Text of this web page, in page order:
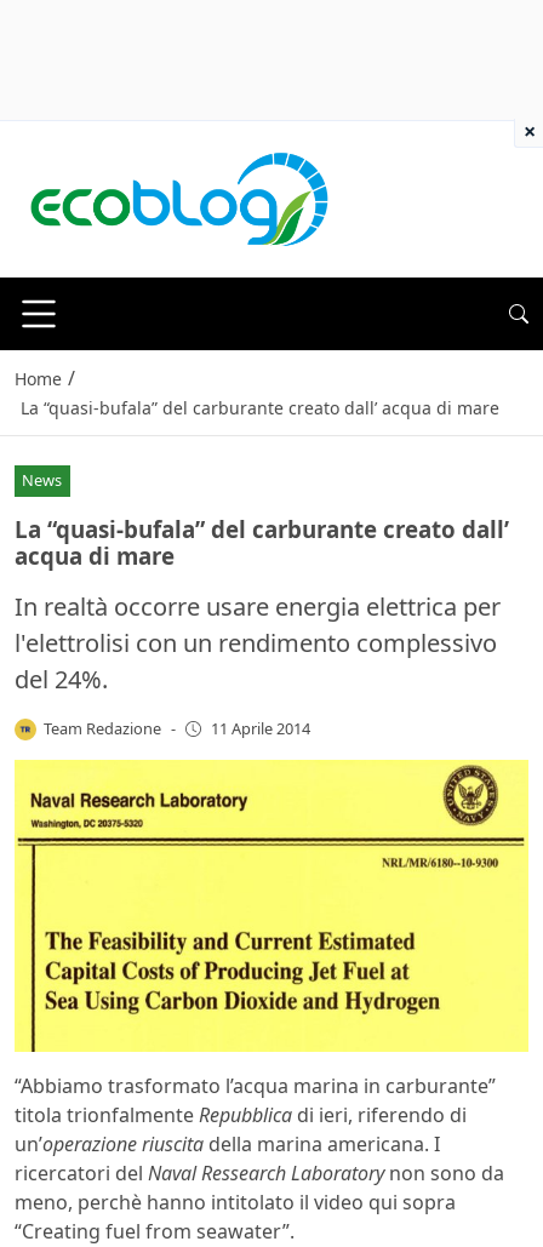
Home /
La “quasi-bufala” del carburante creato dall’ acqua di mare
News
La “quasi-bufala” del carburante creato dall’
acqua di mare
In realtà occorre usare energia elettrica per
l'elettrolisi con un rendimento complessivo
del 24%.
Team Redazione - 11 Aprile 2014
“Abbiamo trasformato l’acqua marina in carburante”
titola trionfalmenteRepubblica di ieri, riferendo di
un’operazione riuscita della marina americana. I
ricercatori del Naval Ressearch Laboratorynon sono da
meno, perchè hanno intitolato il video qui sopra
“Creating fuel from seawater”.
×